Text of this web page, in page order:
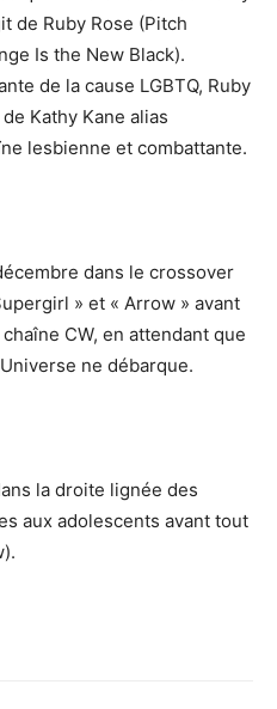
de Ruby Rose (Pitch
Is the New Black).
de la cause LGBTQ, Ruby
Kathy Kane alias
lesbienne et combattante.
dans le crossover
» et « Arrow » avant
CW, en attendant que
ne débarque.
la droite lignée des
aux adolescents avant tout